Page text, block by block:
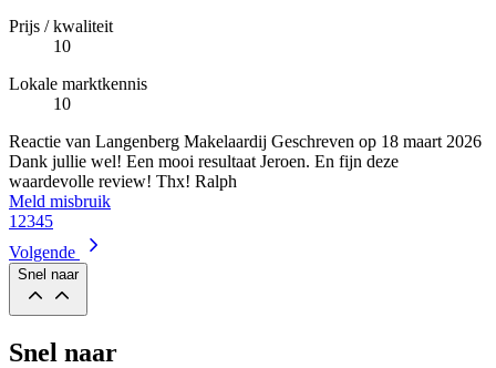
Prijs / kwaliteit
10
Lokale marktkennis
10
Reactie van Langenberg Makelaardij Geschreven op 18 maart 2026
Dank jullie wel! Een mooi resultaat Jeroen. En fijn deze
waardevolle review! Thx! Ralph
Meld misbruik
1 2345
Volgende
Snel naar
Snel naar